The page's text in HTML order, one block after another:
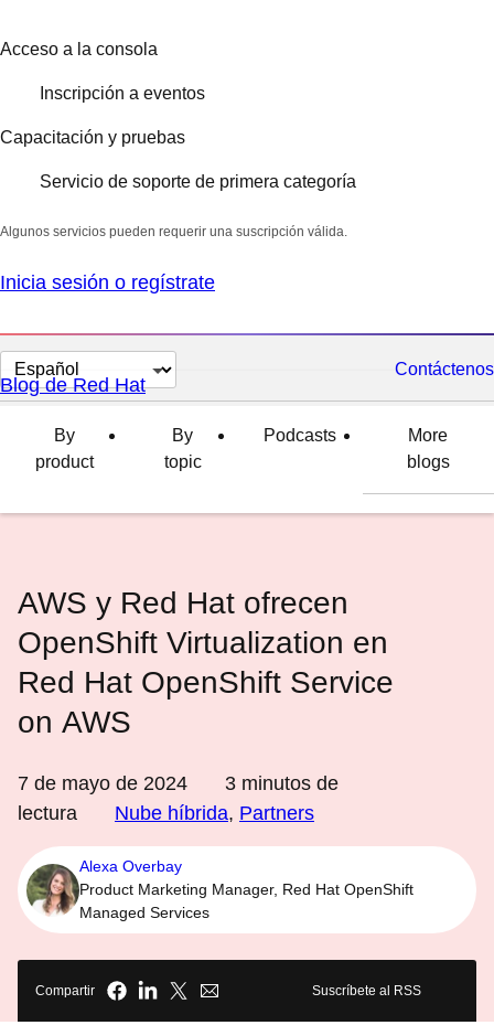
Acceso a la consola
Inscripción a eventos
Capacitación y pruebas
Servicio de soporte de primera categoría
Algunos servicios pueden requerir una suscripción válida.
Inicia sesión o regístrate
Cambiar
el
idioma
Contáctenos
Blog de Red Hat
By
product
By
topic
Podcasts
More
blogs
AWS y Red Hat ofrecen
OpenShift Virtualization en
Red Hat OpenShift Service
on AWS
7 de mayo de 2024 3 minutos de
lectura
Nube híbrida, Partners
Alexa Overbay
Product Marketing Manager, Red Hat OpenShift
Managed Services
Compartir Suscríbete al RSS